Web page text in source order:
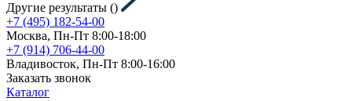
Другие результаты ()
+7 (495) 182-54-00
Москва, Пн-Пт 8:00-18:00
+7 (914) 706-44-00
Владивосток, Пн-Пт 8:00-16:00
Заказать звонок
Каталог